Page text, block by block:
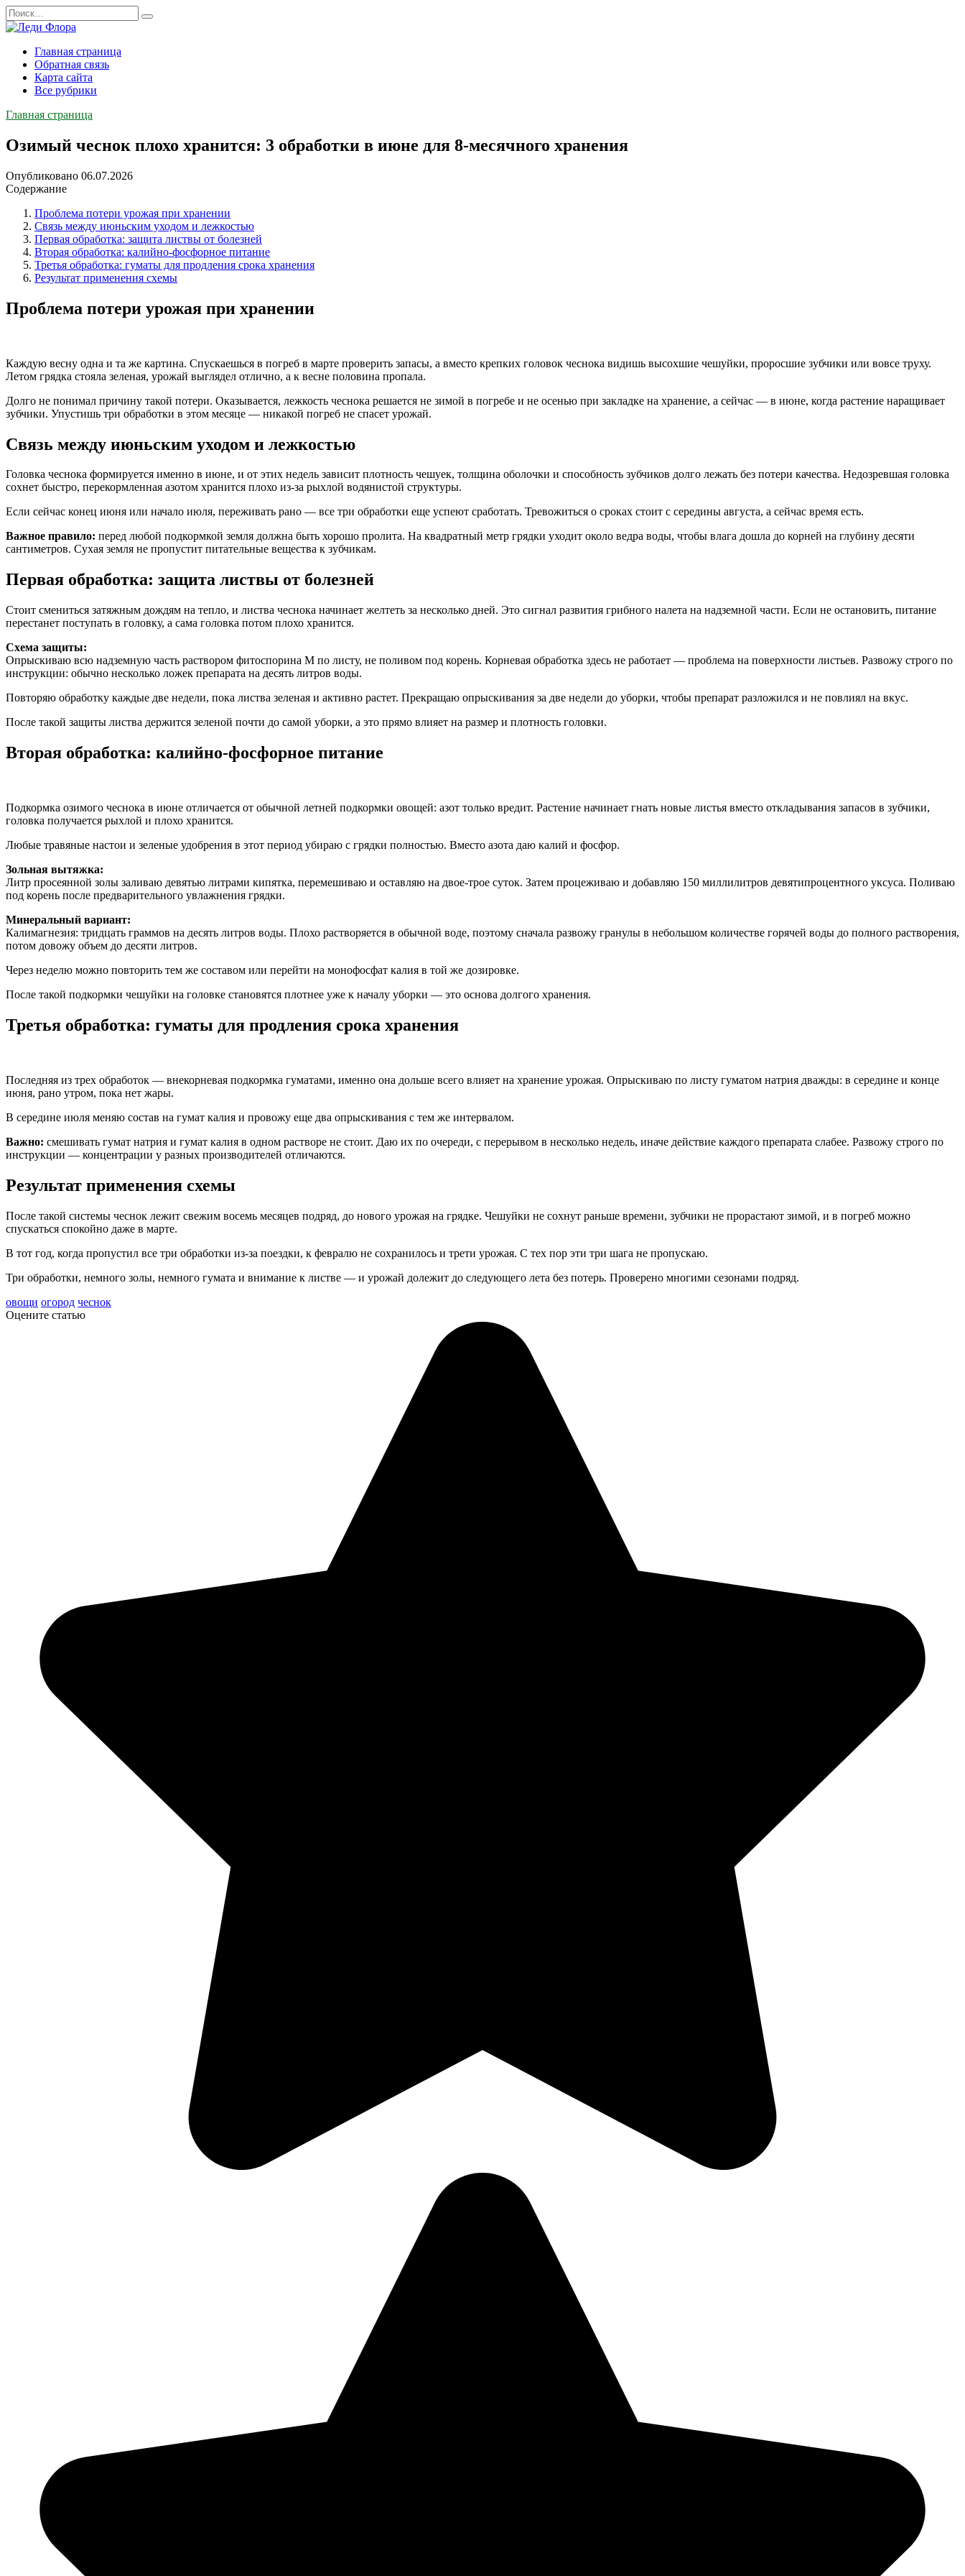
Перейти
к
содержанию
Search
for:
Главная страница
Обратная связь
Карта сайта
Все рубрики
Главная страница
Озимый чеснок плохо хранится: 3 обработки в июне для 8-месячного хранения
Опубликовано 06.07.2026
Содержание
Проблема потери урожая при хранении
Связь между июньским уходом и лежкостью
Первая обработка: защита листвы от болезней
Вторая обработка: калийно-фосфорное питание
Третья обработка: гуматы для продления срока хранения
Результат применения схемы
Проблема потери урожая при хранении
Каждую весну одна и та же картина. Спускаешься в погреб в марте проверить запасы, а вместо крепких головок чеснока видишь высохшие чешуйки, проросшие зубчики или вовсе труху.
Летом грядка стояла зеленая, урожай выглядел отлично, а к весне половина пропала.
Долго не понимал причину такой потери. Оказывается, лежкость чеснока решается не зимой в погребе и не осенью при закладке на хранение, а сейчас — в июне, когда растение наращивает
зубчики. Упустишь три обработки в этом месяце — никакой погреб не спасет урожай.
Связь между июньским уходом и лежкостью
Головка чеснока формируется именно в июне, и от этих недель зависит плотность чешуек, толщина оболочки и способность зубчиков долго лежать без потери качества. Недозревшая головка
сохнет быстро, перекормленная азотом хранится плохо из-за рыхлой водянистой структуры.
Если сейчас конец июня или начало июля, переживать рано — все три обработки еще успеют сработать. Тревожиться о сроках стоит с середины августа, а сейчас время есть.
Важное правило: перед любой подкормкой земля должна быть хорошо пролита. На квадратный метр грядки уходит около ведра воды, чтобы влага дошла до корней на глубину десяти
сантиметров. Сухая земля не пропустит питательные вещества к зубчикам.
Первая обработка: защита листвы от болезней
Стоит смениться затяжным дождям на тепло, и листва чеснока начинает желтеть за несколько дней. Это сигнал развития грибного налета на надземной части. Если не остановить, питание
перестанет поступать в головку, а сама головка потом плохо хранится.
Схема защиты:
Опрыскиваю всю надземную часть раствором фитоспорина М по листу, не поливом под корень. Корневая обработка здесь не работает — проблема на поверхности листьев. Развожу строго по
инструкции: обычно несколько ложек препарата на десять литров воды.
Повторяю обработку каждые две недели, пока листва зеленая и активно растет. Прекращаю опрыскивания за две недели до уборки, чтобы препарат разложился и не повлиял на вкус.
После такой защиты листва держится зеленой почти до самой уборки, а это прямо влияет на размер и плотность головки.
Вторая обработка: калийно-фосфорное питание
Подкормка озимого чеснока в июне отличается от обычной летней подкормки овощей: азот только вредит. Растение начинает гнать новые листья вместо откладывания запасов в зубчики,
головка получается рыхлой и плохо хранится.
Любые травяные настои и зеленые удобрения в этот период убираю с грядки полностью. Вместо азота даю калий и фосфор.
Зольная вытяжка:
Литр просеянной золы заливаю девятью литрами кипятка, перемешиваю и оставляю на двое-трое суток. Затем процеживаю и добавляю 150 миллилитров девятипроцентного уксуса. Поливаю
под корень после предварительного увлажнения грядки.
Минеральный вариант:
Калимагнезия: тридцать граммов на десять литров воды. Плохо растворяется в обычной воде, поэтому сначала развожу гранулы в небольшом количестве горячей воды до полного растворения,
потом довожу объем до десяти литров.
Через неделю можно повторить тем же составом или перейти на монофосфат калия в той же дозировке.
После такой подкормки чешуйки на головке становятся плотнее уже к началу уборки — это основа долгого хранения.
Третья обработка: гуматы для продления срока хранения
Последняя из трех обработок — внекорневая подкормка гуматами, именно она дольше всего влияет на хранение урожая. Опрыскиваю по листу гуматом натрия дважды: в середине и конце
июня, рано утром, пока нет жары.
В середине июля меняю состав на гумат калия и провожу еще два опрыскивания с тем же интервалом.
Важно: смешивать гумат натрия и гумат калия в одном растворе не стоит. Даю их по очереди, с перерывом в несколько недель, иначе действие каждого препарата слабее. Развожу строго по
инструкции — концентрации у разных производителей отличаются.
Результат применения схемы
После такой системы чеснок лежит свежим восемь месяцев подряд, до нового урожая на грядке. Чешуйки не сохнут раньше времени, зубчики не прорастают зимой, и в погреб можно
спускаться спокойно даже в марте.
В тот год, когда пропустил все три обработки из-за поездки, к февралю не сохранилось и трети урожая. С тех пор эти три шага не пропускаю.
Три обработки, немного золы, немного гумата и внимание к листве — и урожай долежит до следующего лета без потерь. Проверено многими сезонами подряд.
овощи огород чеснок
Оцените статью